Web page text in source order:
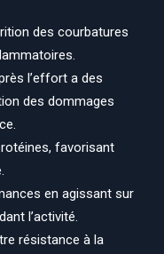
des courbatures
l’effort a des
des dommages
favorisant
en agissant sur
l’activité.
résistance à la